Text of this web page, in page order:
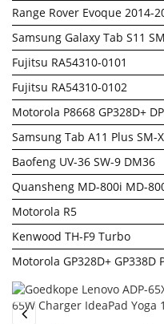
Range Rover Evoque 2014-
Samsung Galaxy Tab S11
Fujitsu RA54310-0101
Fujitsu RA54310-0102
Motorola P8668 GP328D+
Samsung Tab A11 Plus SM-
Baofeng UV-36 SW-9 DM36
Quansheng MD-800i MD-
Motorola R5
Kenwood TH-F9 Turbo
Motorola GP328D+ GP338D